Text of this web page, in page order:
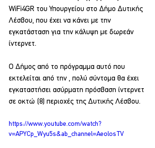
WiFi4GR του Υπουργείου στο Δήμο Δυτικής
Λέσβου, που έχει να κάνει με την
εγκατάσταση για την κάλυψη με δωρεάν
ίντερνετ.
Ο Δήμος από το πρόγραμμα αυτό που
εκτελείται από την , πολύ σύντομα θα έχει
εγκαταστήσει ασύρματη πρόσβαση ίντερνετ
σε οκτώ (8) περιοχές της Δυτικής Λέσβου.
https://www.youtube.com/watch?
v=APYCp_Wyu5s&ab_channel=AeolosTV